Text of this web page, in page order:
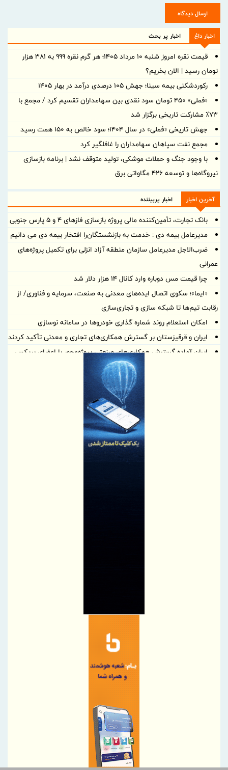
ارسال دیدگاه
اخبار داغ اخبار پر بحث
قیمت نقره امروز شنبه ۱۰ مرداد ۱۴۰۵؛ هر گرم نقره ۹۹۹ به ۳۸۱ هزار
تومان رسید | الان بخریم؟
رکوردشکنی بیمه سینا؛ جهش 105 درصدی درآمد در بهار 1405
«فملی» ۴۵۰ تومان سود نقدی بین سهامداران تقسیم کرد / مجمع با
۷۳٪ مشارکت تاریخی برگزار شد
جهش تاریخی «فملی» در سال ۱۴۰۴؛ سود خالص به ۱۵۰ همت رسید
مجمع نفت سپاهان سهامداران را غافلگیر کرد
با وجود جنگ و حملات موشکی، تولید متوقف نشد | برنامه بازسازی
نیروگاه‌ها و توسعه ۴۲۶ مگاواتی برق
آخرین اخبار اخبار پربیننده
بانک تجارت، تأمین‌کننده مالی پروژه بازسازی فازهای ۴ و ۵ پارس جنوبی
مدیرعامل بیمه دی : خدمت به بازنشستگان‌را افتخار بیمه دی می دانیم
ضرب‌الاجل مدیرعامل سازمان منطقه آزاد انزلی برای تكمیل پروژه‌های
عمرانی
چرا قیمت مس دوباره وارد کانال ۱۴ هزار دلار شد
«ایما»؛ سکوی اتصال ایده‌های معدنی به صنعت، سرمایه و فناوری/ از
رقابت تیم‌ها تا شبکه سازی و تجاری‌سازی
امکان استعلام روند شماره گذاری خودروها در سامانه نوسازی
ایران و قرقیزستان بر گسترش همکاری‌های تجاری و معدنی تأکید کردند
ایران آماده گسترش همکاری‌های صنعتی پروژه‌محور با اعضای بریکس
بهره گیری حداکثری از ظرفیت موافقتنامه تجارت آزاد ایران و روسیه
معاونت توسعه مدیریت و منابع انسانی منطقه آزاد دوغارون علت
استراتژی اعطای امتیاز خاص جذب سرمایه‌های انسانی بومی در آزمون
استخدامی اخیر را تشریح نمود
گامی بلند به سوی آینده؛ تأسیس «واحد آموزش هوشمند» در منطقه
آزاد تجاری-صنعتی دوغارون برای توانمندسازی کارکنان و مردم
نایب‌رئیس اتاق ایران راهی باکو شد
پرداخت خسارت ۵۰۰ میلیارد تومانی بیمه رازی به شرکت هواپیمایی
بیمه پارسیان، همراه زائران اربعین با پوشش های بیمه های مسئولیت
برگزاری چهارمین نشست هم اندیشی مدیران بیمه البرز با رؤسای تشکل
وقتی «عملکرد» از راز ثروت پنهان آسیا رونمایی می کند
دیدار مدیر هماهنگی مناطق ویژه اقتصادی کشور با مدیرعامل شهر